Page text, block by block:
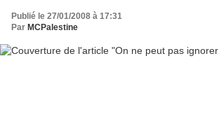
Publié le 27/01/2008 à 17:31
Par MCPalestine